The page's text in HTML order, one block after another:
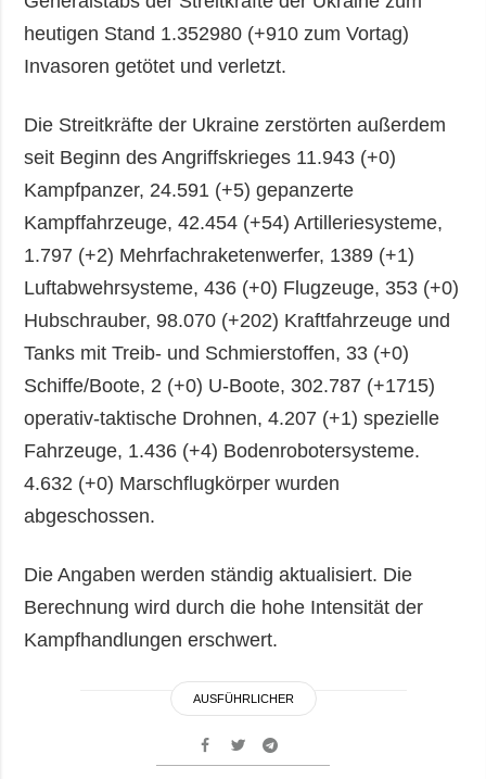
heutigen Stand 1.352980 (+910 zum Vortag)
Invasoren getötet und verletzt.
Die Streitkräfte der Ukraine zerstörten außerdem
seit Beginn des Angriffskrieges 11.943 (+0)
Kampfpanzer, 24.591 (+5) gepanzerte
Kampffahrzeuge, 42.454 (+54) Artilleriesysteme,
1.797 (+2) Mehrfachraketenwerfer, 1389 (+1)
Luftabwehrsysteme, 436 (+0) Flugzeuge, 353 (+0)
Hubschrauber, 98.070 (+202) Kraftfahrzeuge und
Tanks mit Treib- und Schmierstoffen, 33 (+0)
Schiffe/Boote, 2 (+0) U-Boote, 302.787 (+1715)
operativ-taktische Drohnen, 4.207 (+1) spezielle
Fahrzeuge, 1.436 (+4) Bodenrobotersysteme.
4.632 (+0) Marschflugkörper wurden
abgeschossen.
Die Angaben werden ständig aktualisiert. Die
Berechnung wird durch die hohe Intensität der
Kampfhandlungen erschwert.
AUSFÜHRLICHER